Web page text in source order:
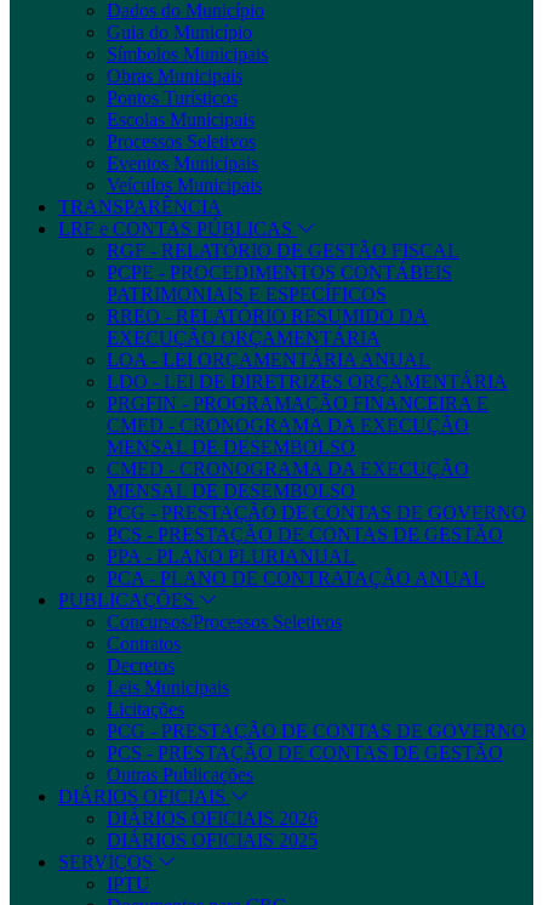
Dados do Município
Guia do Município
Símbolos Municipais
Obras Municipais
Pontos Turísticos
Escolas Municipais
Processos Seletivos
Eventos Municipais
Veículos Municipais
TRANSPARÊNCIA
LRF e CONTAS PÚBLICAS
RGF - RELATÓRIO DE GESTÃO FISCAL
PCPE - PROCEDIMENTOS CONTÁBEIS
PATRIMONIAIS E ESPECÍFICOS
RREO - RELATÓRIO RESUMIDO DA
EXECUÇÃO ORÇAMENTÁRIA
LOA - LEI ORÇAMENTÁRIA ANUAL
LDO - LEI DE DIRETRIZES ORÇAMENTÁRIA
PRGFIN - PROGRAMAÇÃO FINANCEIRA E
CMED - CRONOGRAMA DA EXECUÇÃO
MENSAL DE DESEMBOLSO
CMED - CRONOGRAMA DA EXECUÇÃO
MENSAL DE DESEMBOLSO
PCG - PRESTAÇÃO DE CONTAS DE GOVERNO
PCS - PRESTAÇÃO DE CONTAS DE GESTÃO
PPA - PLANO PLURIANUAL
PCA - PLANO DE CONTRATAÇÃO ANUAL
PUBLICAÇÕES
Concursos/Processos Seletivos
Contratos
Decretos
Leis Municipais
Licitações
PCG - PRESTAÇÃO DE CONTAS DE GOVERNO
PCS - PRESTAÇÃO DE CONTAS DE GESTÃO
Outras Publicações
DIÁRIOS OFICIAIS
DIÁRIOS OFICIAIS 2026
DIÁRIOS OFICIAIS 2025
SERVIÇOS
IPTU